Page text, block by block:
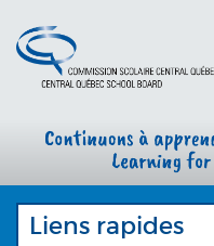
Liens rapides